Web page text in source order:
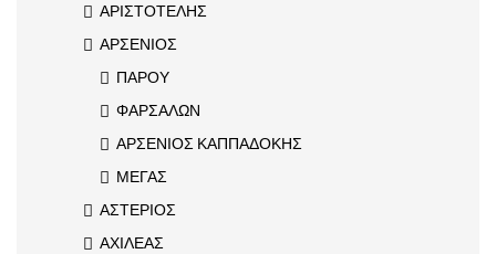
ΑΡΙΣΤΟΤΕΛΗΣ
ΑΡΣΕΝΙΟΣ
ΠΑΡΟΥ
ΦΑΡΣΑΛΩΝ
ΑΡΣΕΝΙΟΣ ΚΑΠΠΑΔΟΚΗΣ
ΜΕΓΑΣ
ΑΣΤΕΡΙΟΣ
ΑΧΙΛΕΑΣ